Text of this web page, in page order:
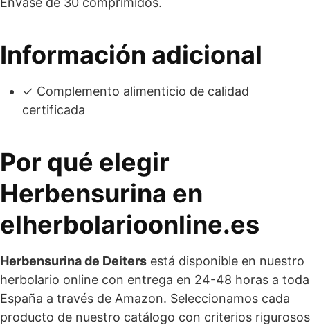
Información adicional
✓ Complemento alimenticio de calidad
certificada
Por qué elegir
Herbensurina en
elherbolarioonline.es
Herbensurina de Deiters está disponible en nuestro
herbolario online con entrega en 24-48 horas a toda
España a través de Amazon. Seleccionamos cada
producto de nuestro catálogo con criterios rigurosos